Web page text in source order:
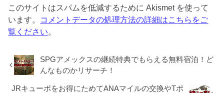
このサイトはスパムを低減するために Akismet を使って
います。 コメントデータの処理方法の詳細はこちらをご
覧ください。
SPGアメックスの継続特典でもらえる無料宿泊！ど
んなものかリサーチ！
JRキューポをお得にためてANAマイルの交換やTポ